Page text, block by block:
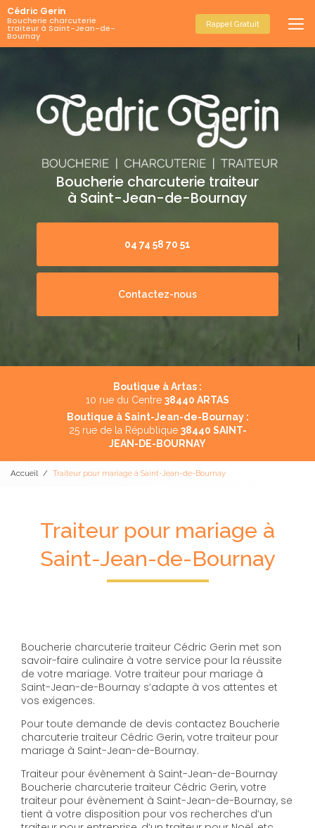
Aller
au
contenu
principal
Cédric Gerin
Boucherie charcuterie
traiteur à Saint-Jean-de-
Bournay
Rappel Gratuit
Boucherie charcuterie traiteur
à Saint-Jean-de-Bournay
04 74 58 70 51
Contactez-nous
Boutique à Artas :
10 rue du Centre 38440 ARTAS
Boutique à Saint-Jean-de-Bournay :
25 rue de la République 38440 SAINT-
JEAN-DE-BOURNAY
Accueil Traiteur pour mariage à Saint-Jean-de-Bournay
Traiteur pour mariage à
Saint-Jean-de-Bournay
Boucherie charcuterie traiteur Cédric Gerin met son
savoir-faire culinaire à votre service pour la réussite
de votre mariage. Votre traiteur pour mariage à
Saint-Jean-de-Bournay s’adapte à vos attentes et
vos exigences.
Pour toute demande de devis contactez Boucherie
charcuterie traiteur Cédric Gerin, votre traiteur pour
mariage à Saint-Jean-de-Bournay.
Traiteur pour évènement à Saint-Jean-de-Bournay
Boucherie charcuterie traiteur Cédric Gerin, votre
traiteur pour évènement à Saint-Jean-de-Bournay, se
tient à votre disposition pour vos recherches d’un